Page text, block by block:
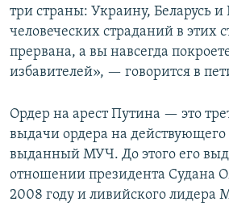
три страны: Украину, Беларусь и
человеческих страданий в этих
прервана, а вы навсегда
избавителей», — говорится в
Ордер на арест Путина — это
выдачи ордера на действующего
выданный МУЧ. До этого его
отношении президента Судана
2008 году и ливийского